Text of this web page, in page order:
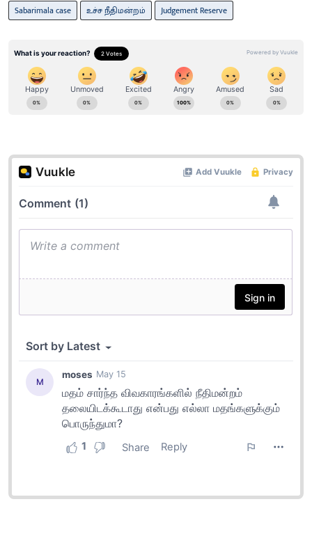
Sabarimala case
உச்ச நீதி​மன்றம் Judgement Reserve